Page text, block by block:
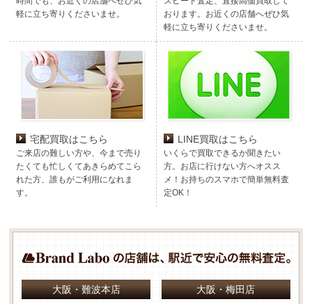
軽に立ち寄りくださいませ。
おります。お近くの店舗へぜひ気
軽に立ち寄りくださいませ。
宅配買取はこちら
ご来店の難しい方や、今まで売り
たくても忙しくてあきらめてこら
れた方、誰もがご利用になれま
す。
LINE買取はこちら
いくらで買取できるか聞きたい
方。お店に行けない方へオスス
メ！お持ちのスマホで簡単無料査
定OK！
大阪・難波本店 大阪・梅田店